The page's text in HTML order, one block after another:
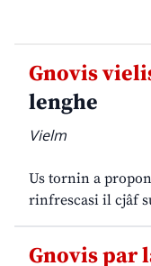
Gnovis
lenghe
Vielm
Us tornin a
rinfrescasi il cjâf
Gnovis par